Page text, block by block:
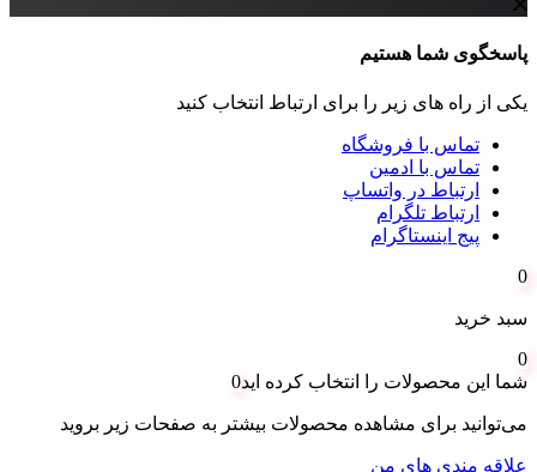
پاسخگوی شما هستیم
یکی از راه های زیر را برای ارتباط انتخاب کنید
تماس با فروشگاه
تماس با ادمین
ارتباط در واتساپ
ارتباط تلگرام
پیج اینستاگرام
0
سبد خرید
0
شما این محصولات را انتخاب کرده اید0
می‌توانید برای مشاهده محصولات بیشتر به صفحات زیر بروید
علاقه مندی های من